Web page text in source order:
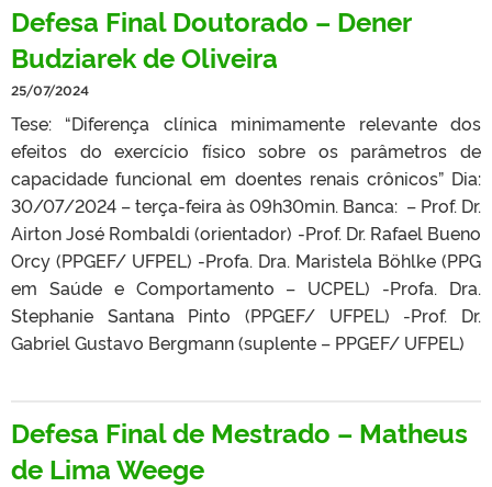
Defesa Final Doutorado – Dener
Budziarek de Oliveira
25/07/2024
Tese: “Diferença clínica minimamente relevante dos
efeitos do exercício físico sobre os parâmetros de
capacidade funcional em doentes renais crônicos” Dia:
30/07/2024 – terça-feira às 09h30min. Banca: – Prof. Dr.
Airton José Rombaldi (orientador) -Prof. Dr. Rafael Bueno
Orcy (PPGEF/ UFPEL) -Profa. Dra. Maristela Böhlke (PPG
em Saúde e Comportamento – UCPEL) -Profa. Dra.
Stephanie Santana Pinto (PPGEF/ UFPEL) -Prof. Dr.
Gabriel Gustavo Bergmann (suplente – PPGEF/ UFPEL)
Defesa Final de Mestrado – Matheus
de Lima Weege